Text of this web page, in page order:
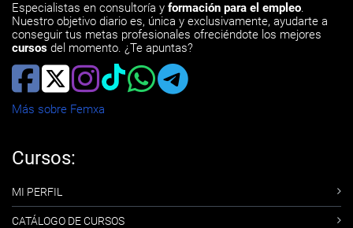
Especialistas en consultoría y formación para el empleo.
Nuestro objetivo diario es, única y exclusivamente, ayudarte a
conseguir tus metas profesionales ofreciéndote los mejores
cursos del momento. ¿Te apuntas?
Más sobre Femxa
Cursos:
MI PERFIL
CATÁLOGO DE CURSOS